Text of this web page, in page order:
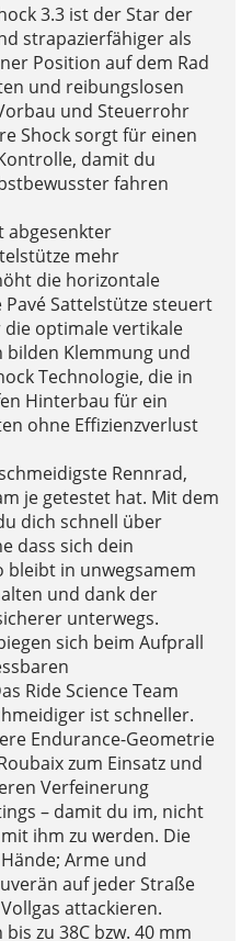
3.3 ist der Star der
strapazierfähiger als
Position auf dem Rad
und reibungslosen
und Steuerrohr
Shock sorgt für einen
damit du
fahren
abgesenkter
mehr
die horizontale
Sattelstütze steuert
die optimale vertikale
bilden Klemmung und
Technologie, die in
Hinterbau für ein
ohne Effizienzverlust
Rennrad,
je getestet hat. Mit dem
dich schnell über
dass sich dein
bleibt in unwegsamem
und dank der
unterwegs.
sich beim Aufprall
Ride Science Team
ist schneller.
Endurance-Geometrie
zum Einsatz und
Verfeinerung
– damit du im, nicht
ihm zu werden. Die
Arme und
auf jeder Straße
attackieren.
zu 38C bzw. 40 mm